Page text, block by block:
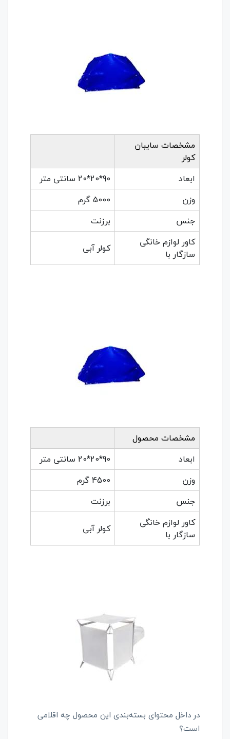
مشخصات سایبان
کولر
ابعاد
90*20*20 سانتی متر
وزن
5000 گرم
جنس
برزنت
کاور لوازم خانگی
سازگار با
کولر آبی
مشخصات محصول
ابعاد
90*20*20 سانتی متر
وزن
4500 گرم
جنس
برزنت
کاور لوازم خانگی
سازگار با
کولر آبی
در داخل محتوای بسته‌بندی این محصول چه اقلامی
است؟